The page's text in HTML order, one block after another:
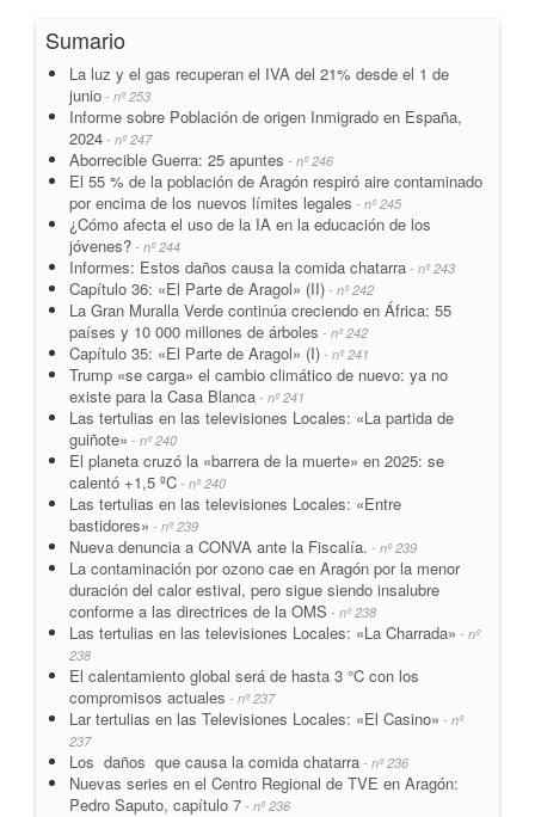
Sumario
La luz y el gas recuperan el IVA del 21% desde el 1 de
junio - nº 253
Informe sobre Población de origen Inmigrado en España,
2024 - nº 247
Aborrecible Guerra: 25 apuntes - nº 246
El 55 % de la población de Aragón respiró aire contaminado
por encima de los nuevos límites legales - nº 245
¿Cómo afecta el uso de la IA en la educación de los
jóvenes? - nº 244
Informes: Estos daños causa la comida chatarra - nº 243
Capítulo 36: «El Parte de Aragol» (II) - nº 242
La Gran Muralla Verde continúa creciendo en África: 55
países y 10 000 millones de árboles - nº 242
Capítulo 35: «El Parte de Aragol» (I) - nº 241
Trump «se carga» el cambio climático de nuevo: ya no
existe para la Casa Blanca - nº 241
Las tertulias en las televisiones Locales: «La partida de
guiñote» - nº 240
El planeta cruzó la «barrera de la muerte» en 2025: se
calentó +1,5 ºC - nº 240
Las tertulias en las televisiones Locales: «Entre
bastidores» - nº 239
Nueva denuncia a CONVA ante la Fiscalía. - nº 239
La contaminación por ozono cae en Aragón por la menor
duración del calor estival, pero sigue siendo insalubre
conforme a las directrices de la OMS - nº 238
Las tertulias en las televisiones Locales: «La Charrada» - nº
238
El calentamiento global será de hasta 3 °C con los
compromisos actuales - nº 237
Lar tertulias en las Televisiones Locales: «El Casino» - nº
237
Los daños que causa la comida chatarra - nº 236
Nuevas series en el Centro Regional de TVE en Aragón:
Pedro Saputo, capítulo 7 - nº 236